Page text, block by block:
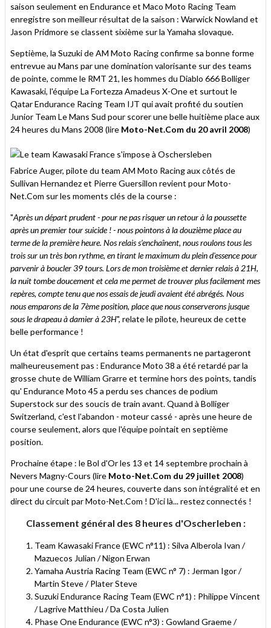
saison seulement en Endurance et Maco Moto Racing Team
enregistre son meilleur résultat de la saison : Warwick Nowland et
Jason Pridmore se classent sixième sur la Yamaha slovaque.
Septième, la Suzuki de AM Moto Racing confirme sa bonne forme
entrevue au Mans par une domination valorisante sur des teams
de pointe, comme le RMT 21, les hommes du Diablo 666 Bolliger
Kawasaki, l'équipe La Fortezza Amadeus X-One et surtout le
Qatar Endurance Racing Team IJT qui avait profité du soutien
Junior Team Le Mans Sud pour scorer une belle huitième place aux
24 heures du Mans 2008 (lire Moto-Net.Com du 20 avril 2008)
Fabrice Auger, pilote du team AM Moto Racing aux côtés de
Sullivan Hernandez et Pierre Guersillon revient pour Moto-
Net.Com sur les moments clés de la course :
"Après un départ prudent - pour ne pas risquer un retour à la poussette
après un premier tour suicide ! - nous pointons à la douzième place au
terme de la première heure. Nos relais s’enchaînent, nous roulons tous les
trois sur un très bon rythme, en tirant le maximum du plein d'essence pour
parvenir à boucler 39 tours. Lors de mon troisième et dernier relais à 21H,
la nuit tombe doucement et cela me permet de trouver plus facilement mes
repères, compte tenu que nos essais de jeudi avaient été abrégés. Nous
nous emparons de la 7ème position, place que nous conserverons jusque
sous le drapeau à damier à 23H", relate le pilote, heureux de cette
belle performance !
Un état d'esprit que certains teams permanents ne partageront
malheureusement pas : Endurance Moto 38 a été retardé par la
grosse chute de William Grarre et termine hors des points, tandis
qu' Endurance Moto 45 a perdu ses chances de podium
Superstock sur des soucis de train avant. Quand à Bolliger
Switzerland, c'est l'abandon - moteur cassé - après une heure de
course seulement, alors que l'équipe pointait en septième
position.
Prochaine étape : le Bol d'Or les 13 et 14 septembre prochain à
Nevers Magny-Cours (lire Moto-Net.Com du 29 juillet 2008)
pour une course de 24 heures, couverte dans son intégralité et en
direct du circuit par Moto-Net.Com ! D'ici là... restez connectés !
Classement général des 8 heures d'Oscherleben :
Team Kawasaki France (EWC n°11) : Silva Alberola Ivan /
Mazuecos Julian / Nigon Erwan
Yamaha Austria Racing Team (EWC n° 7) : Jerman Igor /
Martin Steve / Plater Steve
Suzuki Endurance Racing Team (EWC n°1) : Philippe Vincent
/ Lagrive Matthieu / Da Costa Julien
Phase One Endurance (EWC n°3) : Gowland Graeme /